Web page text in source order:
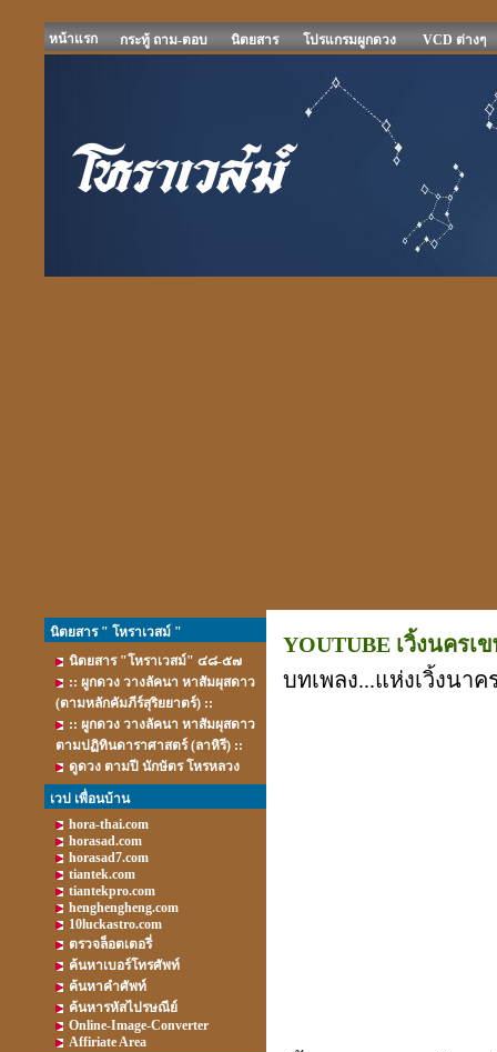
หน้าแรก กระทู้ ถาม-ตอบ นิตยสาร โปรแกรมผูกดวง VCD ต่างๆ
นิตยสาร " โหราเวสม์ "
นิตยสาร "โหราเวสม์" ๔๘-๕๗
:: ผูกดวง วางลัคนา หาสัมผุสดาว
(ตามหลักคัมภีร์สุริยยาตร์) ::
:: ผูกดวง วางลัคนา หาสัมผุสดาว
ตามปฏิทินดาราศาสตร์ (ลาหิรี) ::
ดูดวง ตามปี นักษัตร โหรหลวง
เวป เพื่อนบ้าน
hora-thai.com
horasad.com
horasad7.com
tiantek.com
tiantekpro.com
henghengheng.com
10luckastro.com
ตรวจล็อตเตอรี่
ค้นหาเบอร์โทรศัพท์
ค้นหาคำศัพท์
ค้นหารหัสไปรษณีย์
Online-Image-Converter
Affiriate Area
YOUTUBE เวิ้งนครเ
บทเพลง...แห่งเวิ้งนาค